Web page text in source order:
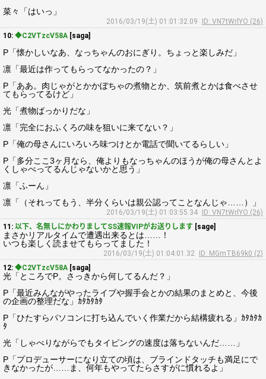
菜々「はいっ」
2016/03/19(土) 01:01:32.09
ID: VN7tWrlYO (26)
10: ◆C2VTzcV58A [saga]
P「懐かしいなあ、なっちゃんのおにぎり。ちょっと楽しみだ」
凛「最近は作ってもらってなかったの？」
P「ああ。肉じゃがとかかぼちゃの煮物とか、筑前煮とかは食べさせ
てもらってるけど」
光「煮物ばっかりだな」
凛「完全におふくろの味を狙いに来てない？」
P「俺の母さんにいろいろ味つけとか電話で聞いてるらしい」
P「多分ここ3ヶ月なら、俺よりもなっちゃんのほうが俺の母さんとよ
くしゃべってるんじゃないかと思う」
凛「ふーん」
凛「（それってもう、半分くらいは親公認ってことなんじゃ……）」
2016/03/19(土) 01:03:55.34
ID: VN7tWrlYO (26)
11: 以下、名無しにかわりましてSS速報VIPがお送りします [sage]
まさかリアルタイムで遭遇出来るとは……！
いつも楽しく読ませてもらってました！
2016/03/19(土) 01:04:01.32
ID: MGmTB69k0 (2)
12: ◆C2VTzcV58A [saga]
光「ところでP。さっきから何してるんだ？」
P「最近みんながやったライブや握手会とかの結果のまとめと、今後
の企画の整理だな」ｶﾀｶﾀｶﾀ
P「ひたすらパソコンに打ち込んでいく作業だから結構疲れる」ｶﾀｶﾀｶ
ﾀ
光「しゃべりながらでもタイピングの速度は落ちないんだ……」
P「プロデューサーになり立ての頃は、ブラインドタッチも満足にで
きなかったが……ま、何年もやってたらさすがに慣れるよ」